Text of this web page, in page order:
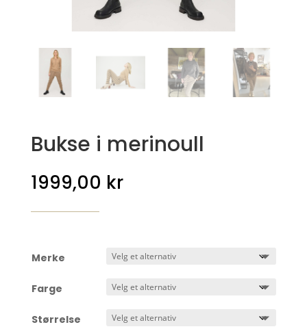
Bukse i merinoull
1999,00 kr
Merke
Farge
Størrelse